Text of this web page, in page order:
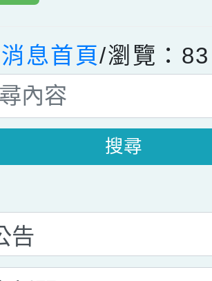
息首頁/瀏覽：83
搜尋